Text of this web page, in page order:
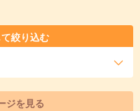
絞り込む
ジを見る